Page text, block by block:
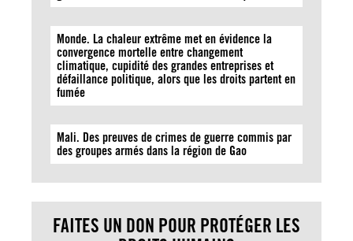
Monde. La chaleur extrême met en évidence la
convergence mortelle entre changement
climatique, cupidité des grandes entreprises et
défaillance politique, alors que les droits partent en
fumée
Mali. Des preuves de crimes de guerre commis par
des groupes armés dans la région de Gao
FAITES UN DON POUR PROTÉGER LES